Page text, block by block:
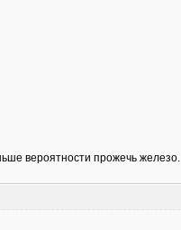
вероятности прожечь железо.